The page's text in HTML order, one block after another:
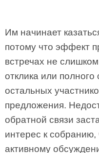
Им начинает
потому что эффект
встречах не
отклика или полного
остальных
предложения.
обратной связи
интерес к собранию,
активному